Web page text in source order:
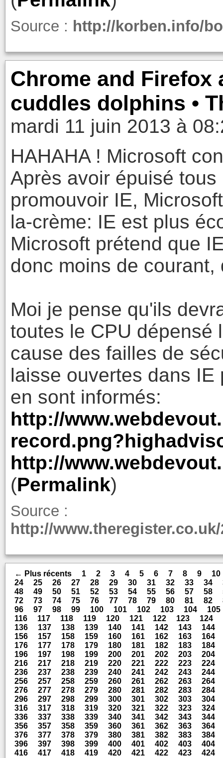
Source : http://korben.info/
Chrome and Firefox
cuddles dolphins •
mardi 11 juin 2013 à
HAHAHA ! Microsoft
Après avoir épuisé
promouvoir IE,
la-crème: IE est plus
Microsoft prétend que
donc moins de
Moi je pense qu'ils
toutes le CPU dépensé
cause des failles de
laisse ouvertes dans
en sont informés:
http://
http://
(Permalink)
Source :
http://
← Plus récents 1 2 3 4 5 6 7 8 9
10
24
25 26 27 28 29 30 31 32 33 34
48
49 50 51 52 53 54 55 56 57 58
72
73 74 75 76 77 78 79 80 81 82
96
97 98 99 100 101 102 103 104
105
116
117 118 119 120 121 122 123 124
136
137 138 139 140 141 142 143
144
156
157 158 159 160 161 162 163
164
176
177 178 179 180 181 182 183
184
196
197 198 199 200 201 202 203
204
216
217 218 219 220 221 222 223
224
236
237 238 239 240 241 242 243
244
256
257 258 259 260 261 262 263
264
276
277 278 279 280 281 282 283
284
296
297 298 299 300 301 302 303
304
316
317 318 319 320 321 322 323
324
336
337 338 339 340 341 342 343
344
356
357 358 359 360 361 362 363
364
376
377 378 379 380 381 382 383
384
396
397 398 399 400 401 402 403
404
416
417 418 419 420 421 422 423
424